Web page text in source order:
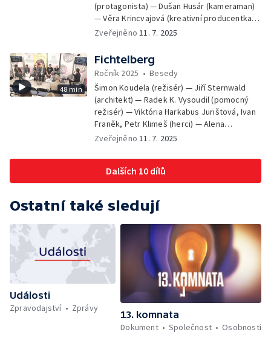
(protagonista) — Dušan Husár (kameraman)
— Věra Krincvajová (kreativní producentka
ČT)
Zveřejněno11. 7. 2025
48 min
Fichtelberg
Ročník 2025 •Besedy
Šimon Koudela (režisér) — Jiří Sternwald
(architekt) — Radek K. Vysoudil (pomocný
režisér) — Viktória Harkabus Jurištová, Ivan
Franěk, Petr Klimeš (herci) — Alena
Müllerová (kreativní producentka ČT)
Zveřejněno11. 7. 2025
Dalších 10 dílů
Ostatní také sledují
Události
Zpravodajství
Zprávy
13. komnata
Dokument
Společnost Osobnosti